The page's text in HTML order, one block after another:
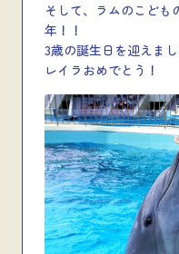
そして、ラムのこども
年！！
3歳の誕生日を迎えまし
レイラおめでとう！